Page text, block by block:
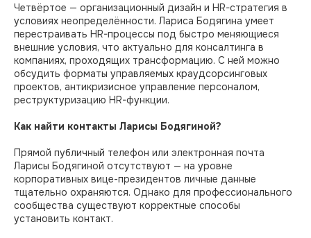
Четвёртое — организационный дизайн и HR-стратегия в
условиях неопределённости. Лариса Бодягина умеет
перестраивать HR-процессы под быстро меняющиеся
внешние условия, что актуально для консалтинга в
компаниях, проходящих трансформацию. С ней можно
обсудить форматы управляемых краудсорсинговых
проектов, антикризисное управление персоналом,
реструктуризацию HR-функции.
Как найти контакты Ларисы Бодягиной?
Прямой публичный телефон или электронная почта
Ларисы Бодягиной отсутствуют — на уровне
корпоративных вице-президентов личные данные
тщательно охраняются. Однако для профессионального
сообщества существуют корректные способы
установить контакт.
© 2026. Все права защищены
Мы собираем куки. Вот согласие на
обработку персональных данных